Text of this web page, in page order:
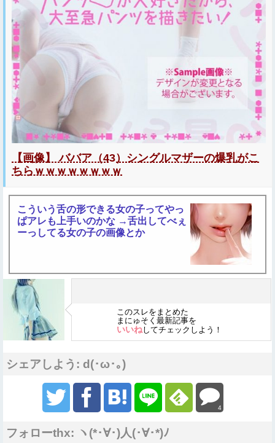
【画像】 ババア（43）シングルマザーの爆乳がこ
ちらｗｗｗｗｗｗｗｗ
こういう舌の形できる女の子ってやっ
ぱアレも上手いのかな →舌出してべぇ
ーっしてる女の子の画像とか
このスレをまとめた
まにゅそく最新記事を
いいねしてチェックしよう！
シェアしよう: d(･ω･｡)
4
フォローthx: ヽ(*･∀･)人(･∀･*)ﾉ